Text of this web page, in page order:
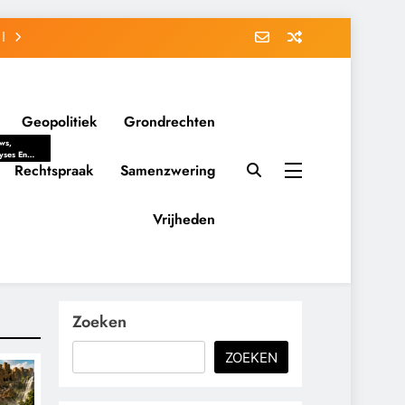
Geopolitiek Grondrechten
En
Politieke
Belangen
Rechtspraak Samenzwering
Vrijheden
Zoeken
ZOEKEN